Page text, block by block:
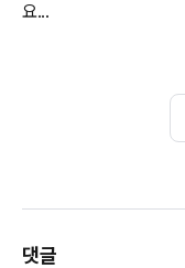
요...
댓글